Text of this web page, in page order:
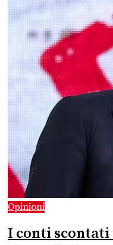
Opinioni
I conti scontati